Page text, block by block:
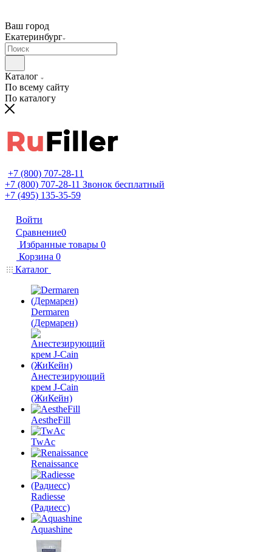
Ваш город
Екатеринбург
Каталог
По всему сайту
По каталогу
+7 (800) 707-28-11
+7 (800) 707-28-11 Звонок бесплатный
+7 (495) 135-35-59
Войти
Сравнение0
Избранные товары 0
Корзина 0
Каталог
Dermaren
(Дермарен)
Анестезирующий
крем J-Cain
(ЖиКейн)
AestheFill
TwAc
Renaissance
Radiesse
(Радиесс)
Aquashine